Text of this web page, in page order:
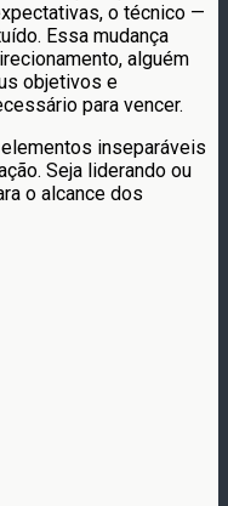
o técnico —
Essa mudança
alguém
objetivos e
para vencer.
inseparáveis
Seja liderando ou
o alcance dos